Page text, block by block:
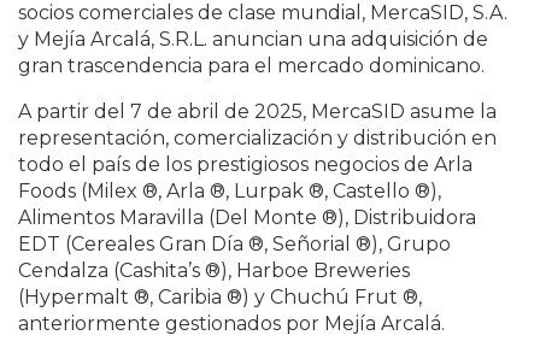
socios comerciales de clase mundial, MercaSID, S.A.
y Mejía Arcalá, S.R.L. anuncian una adquisición de
gran trascendencia para el mercado dominicano.
A partir del 7 de abril de 2025, MercaSID asume la
representación, comercialización y distribución en
todo el país de los prestigiosos negocios de Arla
Foods (Milex ®, Arla ®, Lurpak ®, Castello ®),
Alimentos Maravilla (Del Monte ®), Distribuidora
EDT (Cereales Gran Día ®, Señorial ®), Grupo
Cendalza (Cashita’s ®), Harboe Breweries
(Hypermalt ®, Caribia ®) y Chuchú Frut ®,
anteriormente gestionados por Mejía Arcalá.